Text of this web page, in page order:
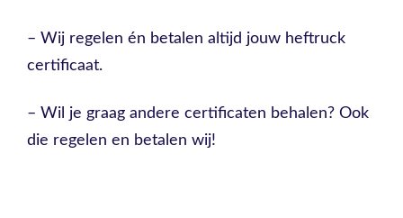
– Wij regelen én betalen altijd jouw heftruck
certificaat.
– Wil je graag andere certificaten behalen? Ook
die regelen en betalen wij!